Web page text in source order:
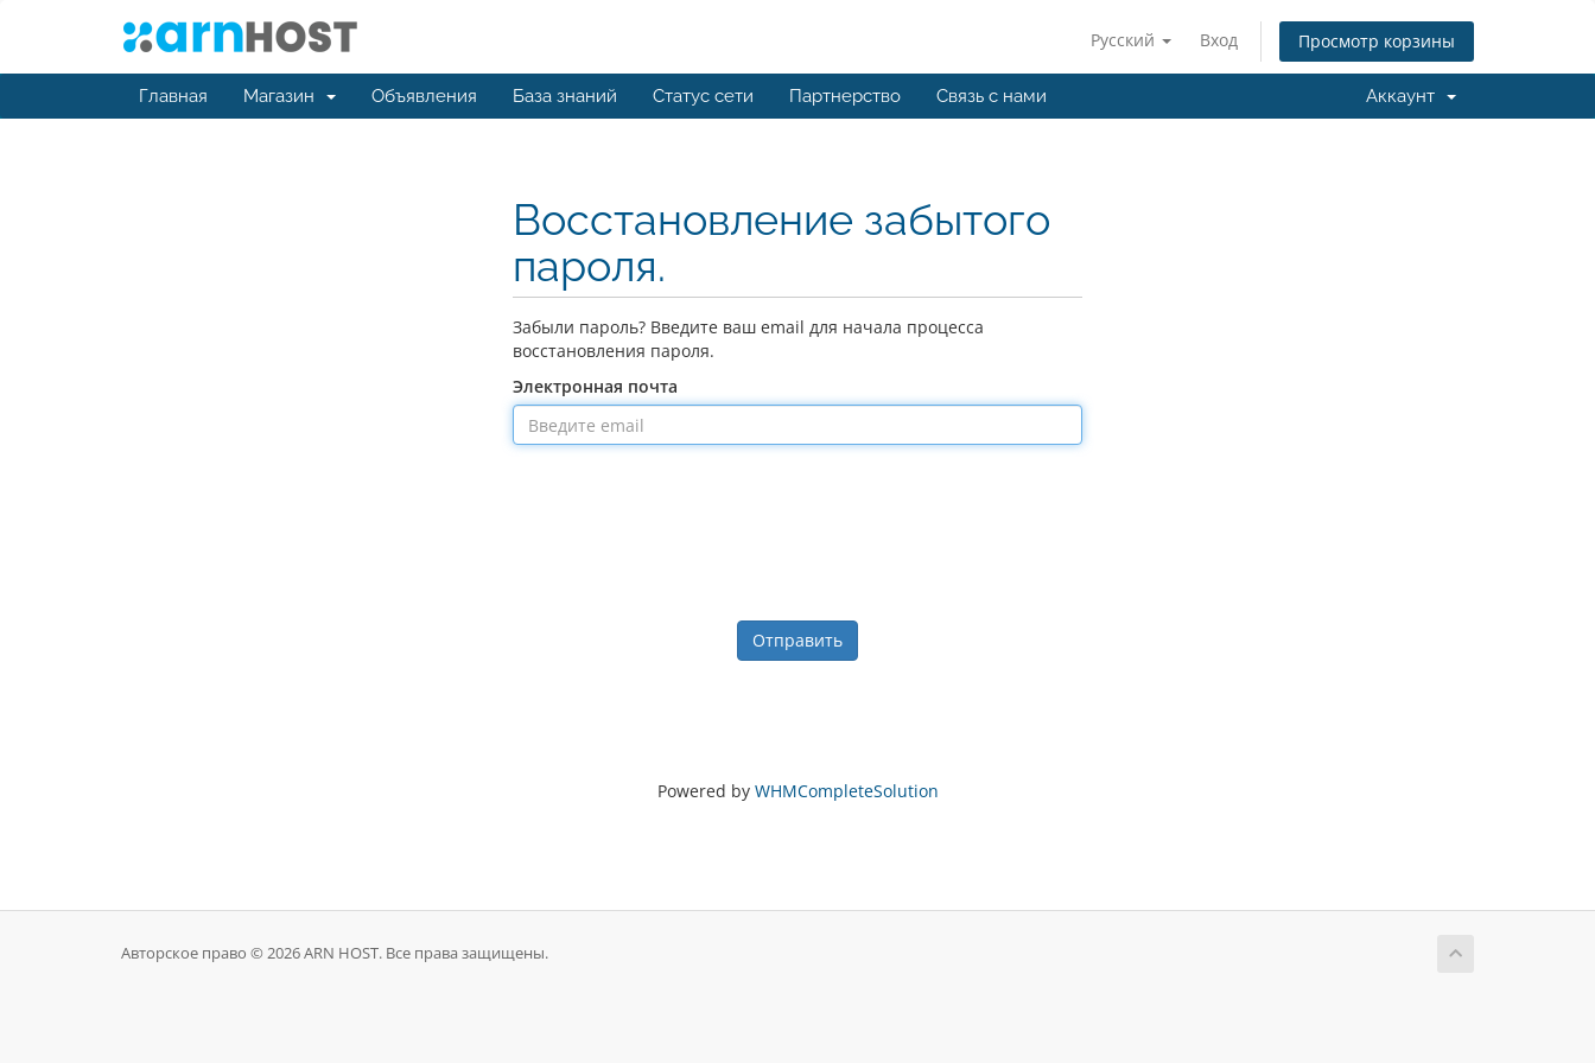
Русский Вход Просмотр корзины
Главная Магазин Объявления База знаний Статус сети Партнерство Связь с нами Аккаунт
Восстановление забытого
пароля.
Забыли пароль? Введите ваш email для начала процесса
восстановления пароля.
Электронная почта
Отправить
Powered by WHMCompleteSolution
Авторское право © 2026 ARN HOST. Все права защищены.